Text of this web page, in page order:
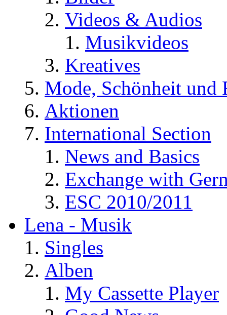
Videos & Audios
Musikvideos
Kreatives
Mode, Schönheit und
Aktionen
International Section
News and Basics
Exchange with
ESC 2010/2011
Lena - Musik
Singles
Alben
My Cassette Player